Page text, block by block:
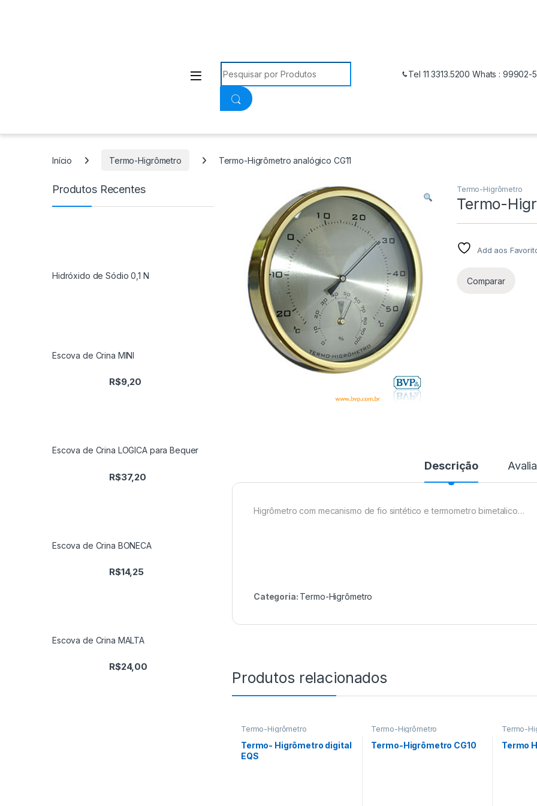
Procurar:
Tel 11 3313.5200 Whats : 99902-
Início Termo-Higrômetro Termo-Higrômetro analógico CG11
Termo-Higrômetro
Termo-
Add aos
Comparar
Descrição
Higrômetro com mecanismo de fio sintético e termometro bimetalico…
Categoria: Termo-Higrômetro
Produtos relacionados
Termo-Higrômetro
Termo- Higrômetro digital
EQS
Termo-Higrômetro
Termo-Higrômetro CG10
Termo-
Termo
Produtos Recentes
Hidróxido de Sódio 0,1 N
Escova de Crina MINI
R$9,20
Escova de Crina LOGICA para Bequer
R$37,20
Escova de Crina BONECA
R$14,25
Escova de Crina MALTA
R$24,00